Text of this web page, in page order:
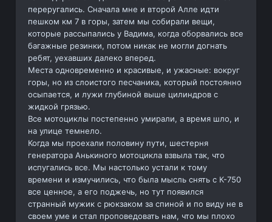
переругались. Сначала мне и второй Алле идти
пешком км 7 в горы, затем мы собирали вещи,
которые рассыпались у Вадима, когда оборвались все
багажные резинки, потом никак не могли догнать
ребят, уехавших далеко вперед.
Места одновременно и красивые, и ужасные: вокруг
горы, но из слоистого песчаника, который постоянно
осыпается, и лужи глубиной выше цилиндров с
жидкой грязью.
Все мотоциклы постепенно умирали, а время шло, и
на улице темнело.
Когда мы проехали половину пути, шестерня
генератора Анькиного мотоцикла взвыла так, что
испугались все. Мы настолько устали к тому
времени и измучились, что была мысль снять с К-750
все ценное, а его поджечь, но тут появился
странный мужик с рюкзаком за спиной и по виду не в
своем уме и стал проповедовать нам, что мы плохо